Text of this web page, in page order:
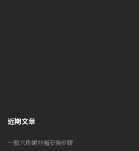
近期文章
一般六角螺絲帽安裝步驟